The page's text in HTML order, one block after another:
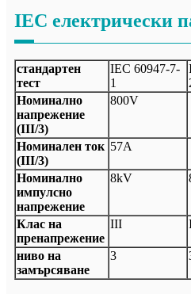
IEC електрически
стандартен
тест
IEC 60947-7-
1
Номинално
напрежение
(III/3)
800V
Номинален ток
(III/3)
57А
Номинално
импулсно
напрежение
8kV
Клас на
пренапрежение
III
ниво на
замърсяване
3